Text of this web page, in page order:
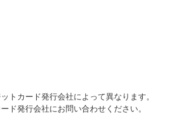
トカード発行会社によって異なります。
ド発行会社にお問い合わせください。